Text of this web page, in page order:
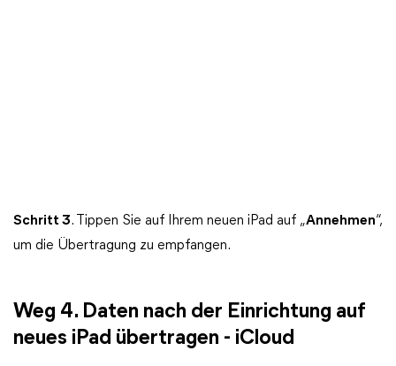
Schritt 3. Tippen Sie auf Ihrem neuen iPad auf „Annehmen“,
um die Übertragung zu empfangen.
Weg 4. Daten nach der Einrichtung auf
neues iPad übertragen - iCloud